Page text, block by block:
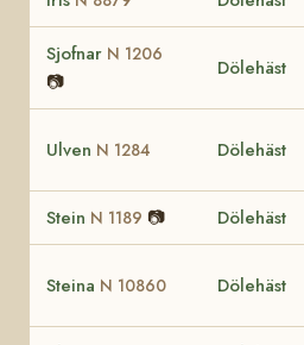
Sjofnar N 1206
📷
Dölehäst
Ulven N 1284 Dölehäst
Stein N 1189 📷 Dölehäst
Steina N 10860 Dölehäst